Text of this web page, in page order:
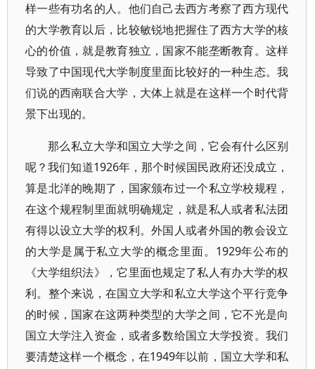
样一些有功名的人。他们自己去西方考察了西方现代
的大学教育以后，比较敏锐地把握住了西方大学的核
心的价值，就是教育独立，国家不能垄断教育。这样
导致了中国现代大学制度里面比较好的一种生态。我
们说的西南联合大学，大体上就是在这样一个时代背
景下出现的。
那么私立大学和国立大学之间，它会有什么区别
呢？我们知道1926年，那个时候国民政府还没成立，
算是北洋的晚期了，国家颁布过一个私立学校规程，
在这个规程制里面就明确规定，就是私人或者私法团
有得以设立大学的权利。外国人或者外国的教会设立
的大学是属于私立大学的概念里面。1929年公布的
《大学组织法》，它里面也规定了私人有办大学的权
利。整个来说，在国立大学和私立大学这个平行竞争
的时候，国家在这两种类型的大学之间，它不光是向
国立大学注入资金，或者多数给国立大学投资。我们
要清楚这样一个概念，在1949年以前，国立大学和私